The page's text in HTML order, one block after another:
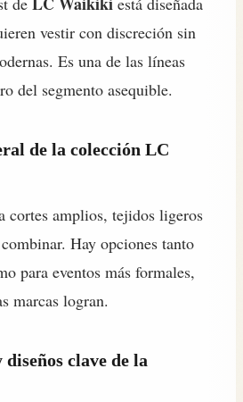
vestir con discreción sin
Es una de las líneas
del segmento asequible.
de la colección LC
cortes amplios, tejidos ligeros
Hay opciones tanto
para eventos más formales,
marcas logran.
clave de la